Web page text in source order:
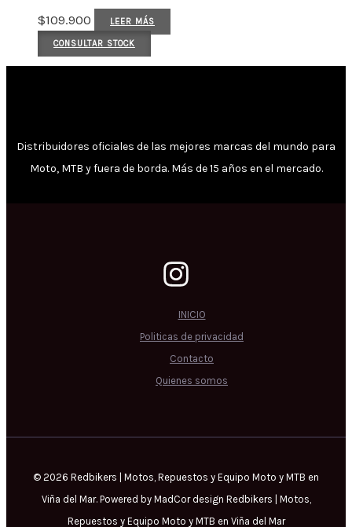
$109.900 LEER MÁS
CONSULTAR STOCK
Distribuidores oficiales de las mejores marcas del mundo para
Moto, MTB y fuera de borda. Más de 15 años en el mercado.
INICIO
Politicas de privacidad
Contacto
Quienes somos
© 2026 Redbikers | Motos, Repuestos y Equipo Moto y MTB en
Viña del Mar. Powered by MadCor design Redbikers | Motos,
Repuestos y Equipo Moto y MTB en Viña del Mar